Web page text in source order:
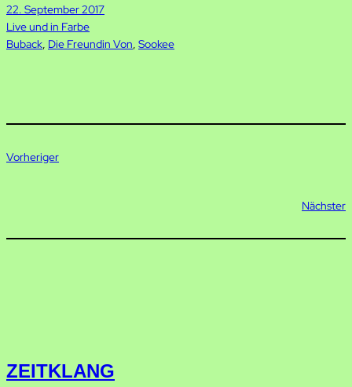
22. September 2017
Live und in Farbe
Buback, Die Freundin Von, Sookee
Vorheriger
Nächster
ZEITKLANG